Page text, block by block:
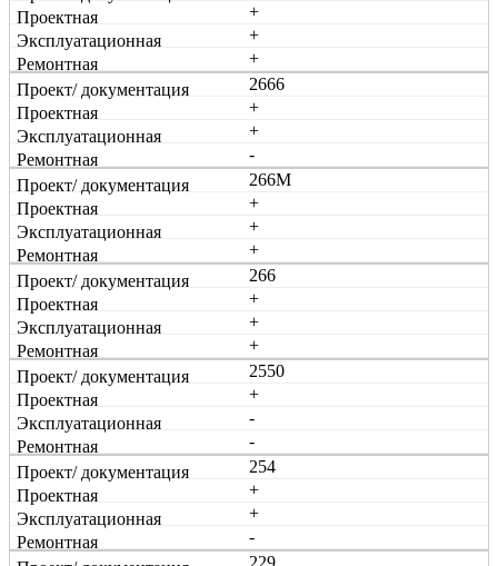
+
+
+
2666
+
+
-
266М
+
+
+
266
+
+
+
2550
+
-
-
254
+
+
-
229